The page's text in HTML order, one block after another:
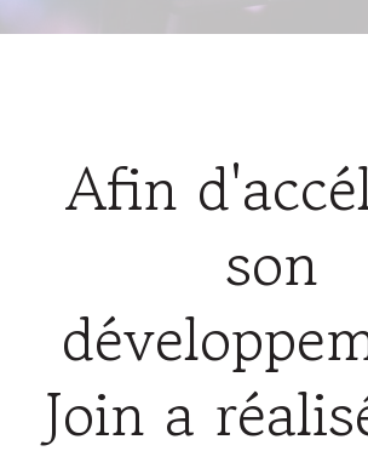
Afin
son
Join a